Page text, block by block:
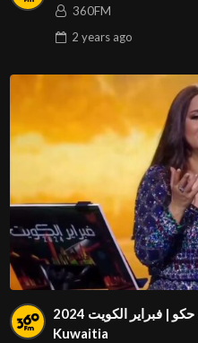
360FM
2 yearsago
نوال الكويتيه | ان حكو | فبراير الكويت 2024| Nawal Al
Kuwaitia